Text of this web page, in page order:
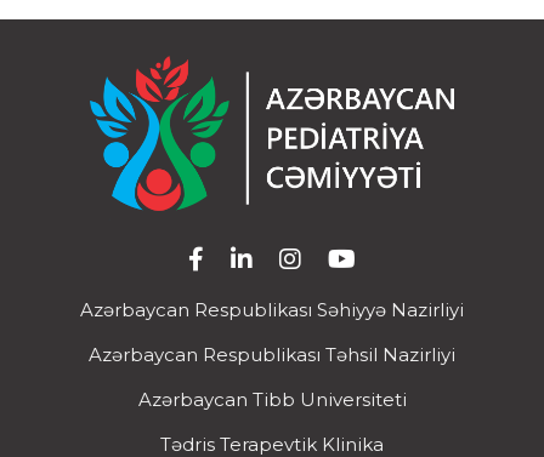
Azərbaycan Respublikası Səhiyyə Nazirliyi
Azərbaycan Respublikası Təhsil Nazirliyi
Azərbaycan Tibb Universiteti
Tədris Terapevtik Klinika